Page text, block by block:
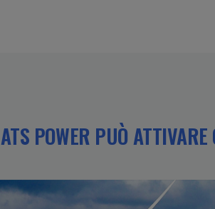
ATS POWER PUÒ